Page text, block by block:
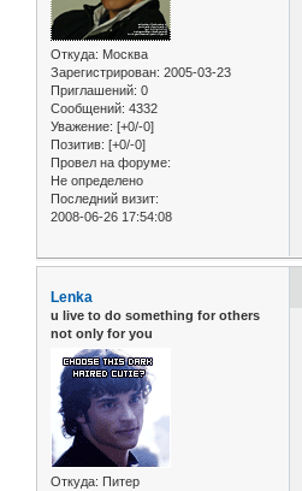
Откуда: Москва
Зарегистрирован: 2005-03-23
Приглашений: 0
Сообщений: 4332
Уважение: [+0/-0]
Позитив: [+0/-0]
Провел на форуме:
Не определено
Последний визит:
2008-06-26 17:54:08
Lenka
u live to do something for others
not only for you
Откуда: Питер